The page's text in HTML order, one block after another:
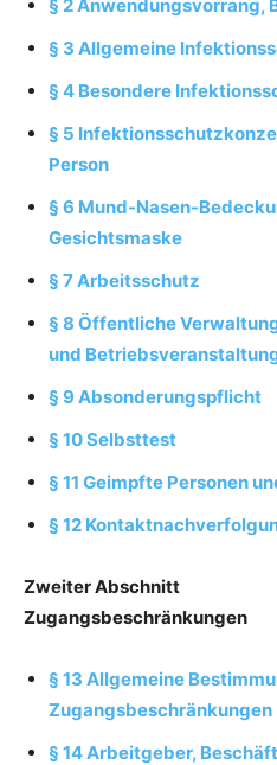
§ 2 Anwendungsvorrang,
§ 3 Allgemeine
§ 4 Besondere
§ 5
Person
§ 6 Mund-Nasen-
Gesichtsmaske
§ 7 Arbeitsschutz
§ 8 Öffentliche
und
§ 9 Absonderungspflicht
§ 10 Selbsttest
§ 11 Geimpfte Personen
§ 12
Zweiter Abschnitt
Zugangsbeschränkungen
§ 13 Allgemeine
Zugangsbeschränkungen
§ 14 Arbeitgeber,